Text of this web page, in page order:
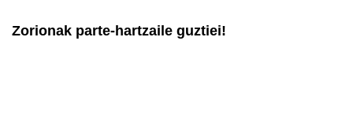
Zorionak parte-hartzaile guztiei!